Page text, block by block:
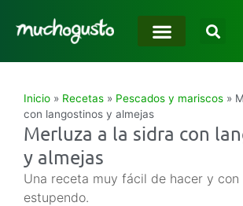
Inicio » Recetas » Pescados y mariscos »
con langostinos y almejas
Merluza a la sidra con
y almejas
Una receta muy fácil de hacer y con
estupendo.